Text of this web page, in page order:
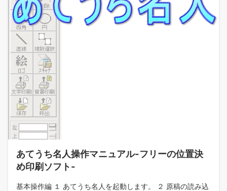
あてうち名人操作マニュアル-フリーの位置決
め印刷ソフト-
基本操作編 １ あてうち名人を起動します。 ２ 原稿の読み込